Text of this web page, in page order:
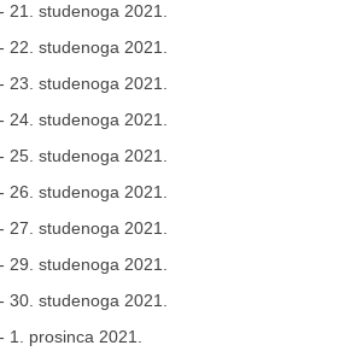
21. studenoga 2021.
22. studenoga 2021.
23. studenoga 2021.
24. studenoga 2021.
25. studenoga 2021.
26. studenoga 2021.
27. studenoga 2021.
29. studenoga 2021.
30. studenoga 2021.
1. prosinca 2021.